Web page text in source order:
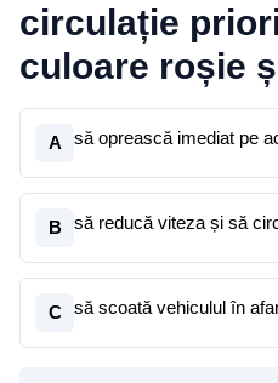
circulație
culoare roșie
A să oprească imediat pe
B să reducă viteza și să
C să scoată vehiculul în